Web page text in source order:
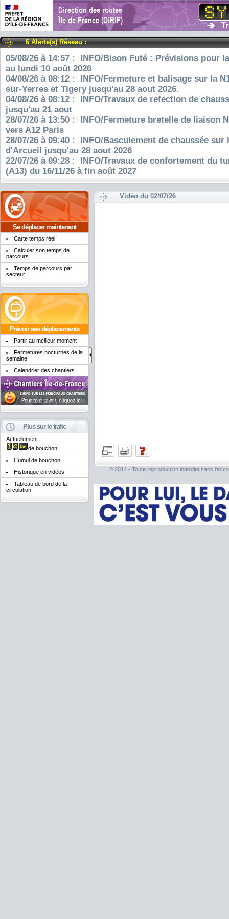
6 Alerte(s) Réseau :
05/08/26 à 14:57 : INFO/Bison Futé : Prévisions pour
au lundi 10 août 2026
04/08/26 à 08:12 : INFO/Fermeture et balisage sur la
sur-Yerres et Tigery jusqu'au 28 aout 2026.
04/08/26 à 08:12 : INFO/Travaux de refection de
jusqu'au 21 aout
28/07/26 à 13:50 : INFO/Fermeture bretelle de liaison
vers A12 Paris
28/07/26 à 09:40 : INFO/Basculement de chaussée sur
d'Arcueil jusqu'au 28 aout 2026
22/07/26 à 09:28 : INFO/Travaux de confortement du
(A13) du 16/11/26 à fin août 2027
Se déplacer maintenant
Carte temps réel
Calculer son temps de
parcours
Temps de parcours par
secteur
Prévoir ses déplacements
Partir au meilleur moment
Fermetures nocturnes de la
semaine
Calendrier des chantiers
Plus sur le trafic
Actuellement:
de bouchon
Cumul de bouchon
Historique en vidéos
Tableau de bord de la
circulation
Vidéo du 02/07/26
© 2014 - Toute reproduction interdite sans